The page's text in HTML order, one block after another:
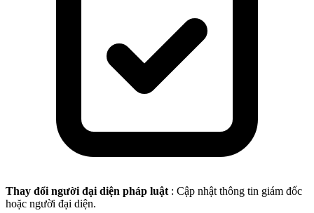
Thay đổi người đại diện pháp luật : Cập nhật thông tin giám đốc
hoặc người đại diện.